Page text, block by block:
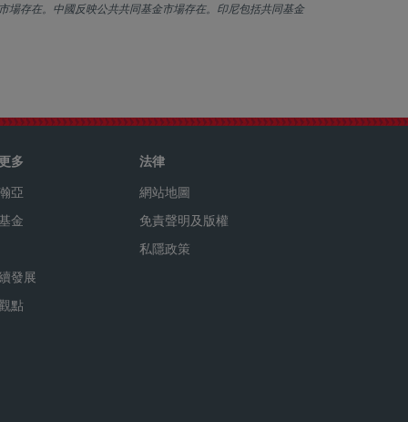
存在。中國反映公共共同基金市場存在。印尼包括共同基金
多
亞
金
發展
點
法律
網站地圖
免責聲明及版權
私隱政策